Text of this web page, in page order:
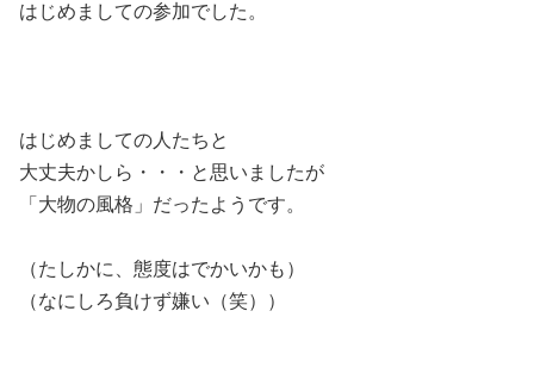
はじめましての参加でした。
はじめましての人たちと
大丈夫かしら・・・と思いましたが
「大物の風格」だったようです。
（たしかに、態度はでかいかも）
（なにしろ負けず嫌い（笑））